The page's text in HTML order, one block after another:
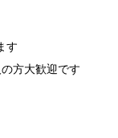
す
方大歓迎です